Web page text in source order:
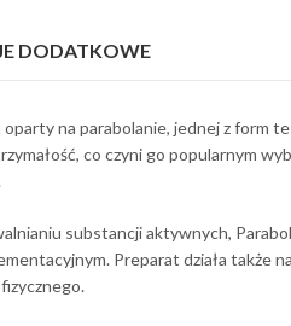
DODATKOWE
na parabolanie, jednej z form
co czyni go popularnym
substancji aktywnych,
Preparat działa także